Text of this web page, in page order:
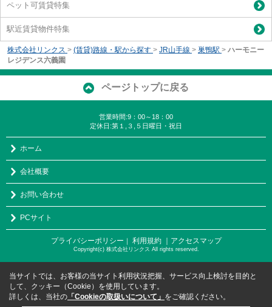
ペット可賃貸特集
駅近賃貸物件特集
株式会社リンクス > (賃貸)路線・駅から探す > JR山手線 > 巣鴨駅 > ハーモニー
レジデンス六義園
ページトップに戻る
営業時間:9：00～18：00
定休日:第１,３,５日曜日・祝日
ホーム
会社概要
お問い合わせ
PCサイト
プライバシーポリシー 利用規約 ｜アクセスマップ
Copyright(c) 株式会社リンクス All rights reserved.
当サイトでは、お客様の当サイト利用状況把握、サービス向上検討を目的と
して、クッキー（Cookie）を使用しています。
詳しくは、当社の 「Cookieの取扱いについて」 をご確認ください。